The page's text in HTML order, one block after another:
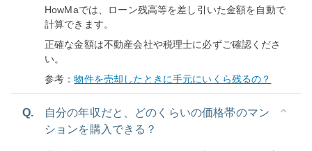
HowMaでは、ローン残高等を差し引いた金額を自動で
計算できます。
正確な金額は不動産会社や税理士に必ずご確認くださ
い。
参考：物件を売却したときに手元にいくら残るの？
Q.
自分の年収だと、どのくらいの価格帯のマン
ションを購入できる？